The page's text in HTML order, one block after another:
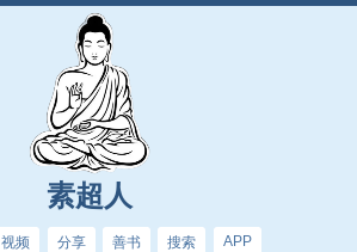
素超人
视频 分享 善书 搜索 APP